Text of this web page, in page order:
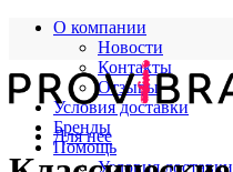
О компании
Новости
Контакты
Отзывы
Условия доставки
Бренды
Помощь
Условия доставки
Для нее